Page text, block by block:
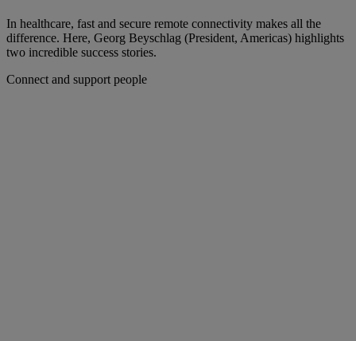
In healthcare, fast and secure remote connectivity makes all the
difference. Here, Georg Beyschlag (President, Americas) highlights
two incredible success stories.
Connect and support people